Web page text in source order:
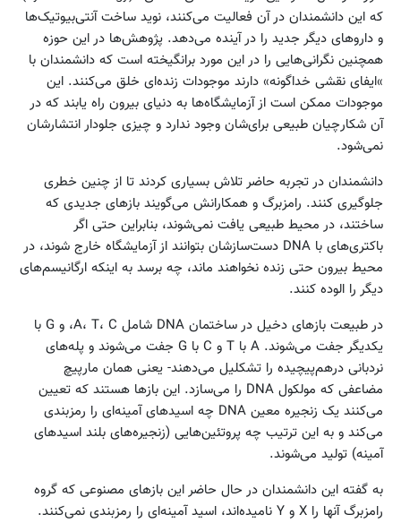
که این دانشمندان در آن فعالیت می‌کنند، نوید ساخت آنتی‌بیوتیک‌ها
و داروهای دیگر جدید را در آینده می‌دهد. پژوهش‌ها در این حوزه
همچنین نگرانی‌هایی را در این مورد برانگیخته است که دانشمندان با
»ایفای نقشی خداگونه» دارند موجودات زنده‌ای خلق می‌کنند. این
موجودات ممکن است از آزمایشگاه‌ها به دنیای بیرون راه یابند که در
آن شکارچیان طبیعی برای‌شان وجود ندارد و چیزی جلودار انتشارشان
نمی‌‌شود.
دانشمندان در تجربه حاضر تلاش بسیاری کردند تا از چنین خطری
جلوگیری کنند. رامزبرگ و همکارانش می‌گویند بازهای جدیدی که
ساختند، در محیط طبیعی یافت نمی‌شوند، بنابراین حتی اگر
باکتری‌های با DNA دست‌سازشان بتوانند از آزمایشگاه خارج شوند، در
محیط بیرون حتی زنده نخواهند ماند، چه برسد به اینکه ارگانیسم‌های
دیگر را الوده کنند.
در طبیعت بازهای دخیل در ساختمان DNA شامل A، T، C، و G با
یکدیگر جفت می‌شوند. A با T و C با G جفت می‌شوند و پله‌های
نردبانی درهم‌پیچیده را تشکلیل می‌دهند- یعنی همان مارپیچ
مضاعفی که مولکول DNA را می‌سازد. این بازها هستند که تعیین
می‌کنند یک زنجیره معین DNA چه اسیدهای آمینه‌ای را رمزبندی
می‌کند و به این ترتیب چه پروتئین‌هایی (زنجیره‌های بلند اسیدهای
آمینه)‌ تولید می‌شوند.
به گفته این دانشمندان در حال حاضر این بازهای مصنوعی که گروه
رامزبرگ آنها را X و Y نامیده‌اند، اسید آمینه‌ای را رمزبندی نمی‌کنند.